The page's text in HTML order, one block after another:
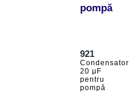
pompă
921
Condensator
20 µF
pentru
pompă